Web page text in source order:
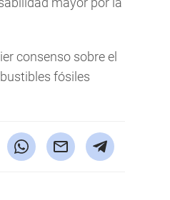
consenso sobre el
fósiles